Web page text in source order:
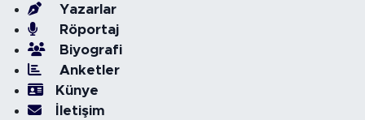
Yazarlar
Röportaj
Biyografi
Anketler
Künye
İletişim